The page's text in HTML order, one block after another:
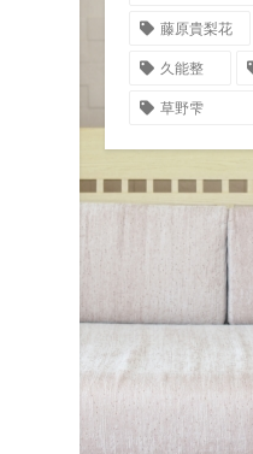
藤原貴梨花
久能整
草野雫